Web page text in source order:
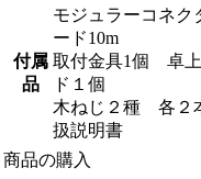
付属
品
モジュラーコネク
ード10m
取付金具1個 卓
ド１個
木ねじ２種 各
扱説明書
商品の購入